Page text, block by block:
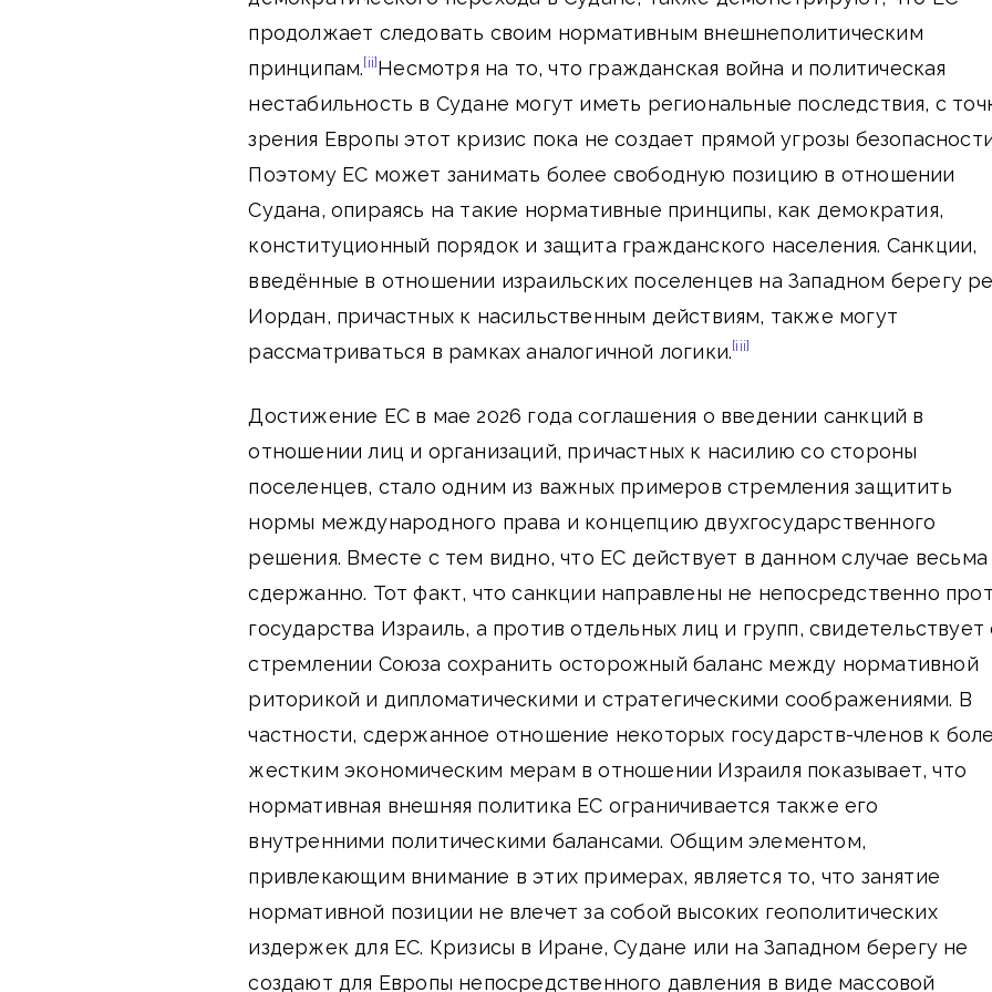
продолжает следовать своим нормативным внешнеполитическим
принципам.[ii]Несмотря на то, что гражданская война и политическая
нестабильность в Судане могут иметь региональные последствия, с
зрения Европы этот кризис пока не создает прямой угрозы
Поэтому ЕС может занимать более свободную позицию в отношении
Судана, опираясь на такие нормативные принципы, как демократия,
конституционный порядок и защита гражданского населения. Санкции,
введённые в отношении израильских поселенцев на Западном берегу
Иордан, причастных к насильственным действиям, также могут
рассматриваться в рамках аналогичной логики.[iii]
Достижение ЕС в мае 2026 года соглашения о введении санкций в
отношении лиц и организаций, причастных к насилию со стороны
поселенцев, стало одним из важных примеров стремления защитить
нормы международного права и концепцию двухгосударственного
решения. Вместе с тем видно, что ЕС действует в данном случае весьма
сдержанно. Тот факт, что санкции направлены не непосредственно
государства Израиль, а против отдельных лиц и групп, свидетельствует
стремлении Союза сохранить осторожный баланс между нормативной
риторикой и дипломатическими и стратегическими соображениями. В
частности, сдержанное отношение некоторых государств-членов к
жестким экономическим мерам в отношении Израиля показывает, что
нормативная внешняя политика ЕС ограничивается также его
внутренними политическими балансами. Общим элементом,
привлекающим внимание в этих примерах, является то, что занятие
нормативной позиции не влечет за собой высоких геополитических
издержек для ЕС. Кризисы в Иране, Судане или на Западном берегу не
создают для Европы непосредственного давления в виде массовой